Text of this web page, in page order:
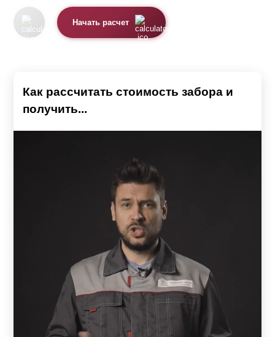
Начать расчет
Как рассчитать стоимость забора и
получить...